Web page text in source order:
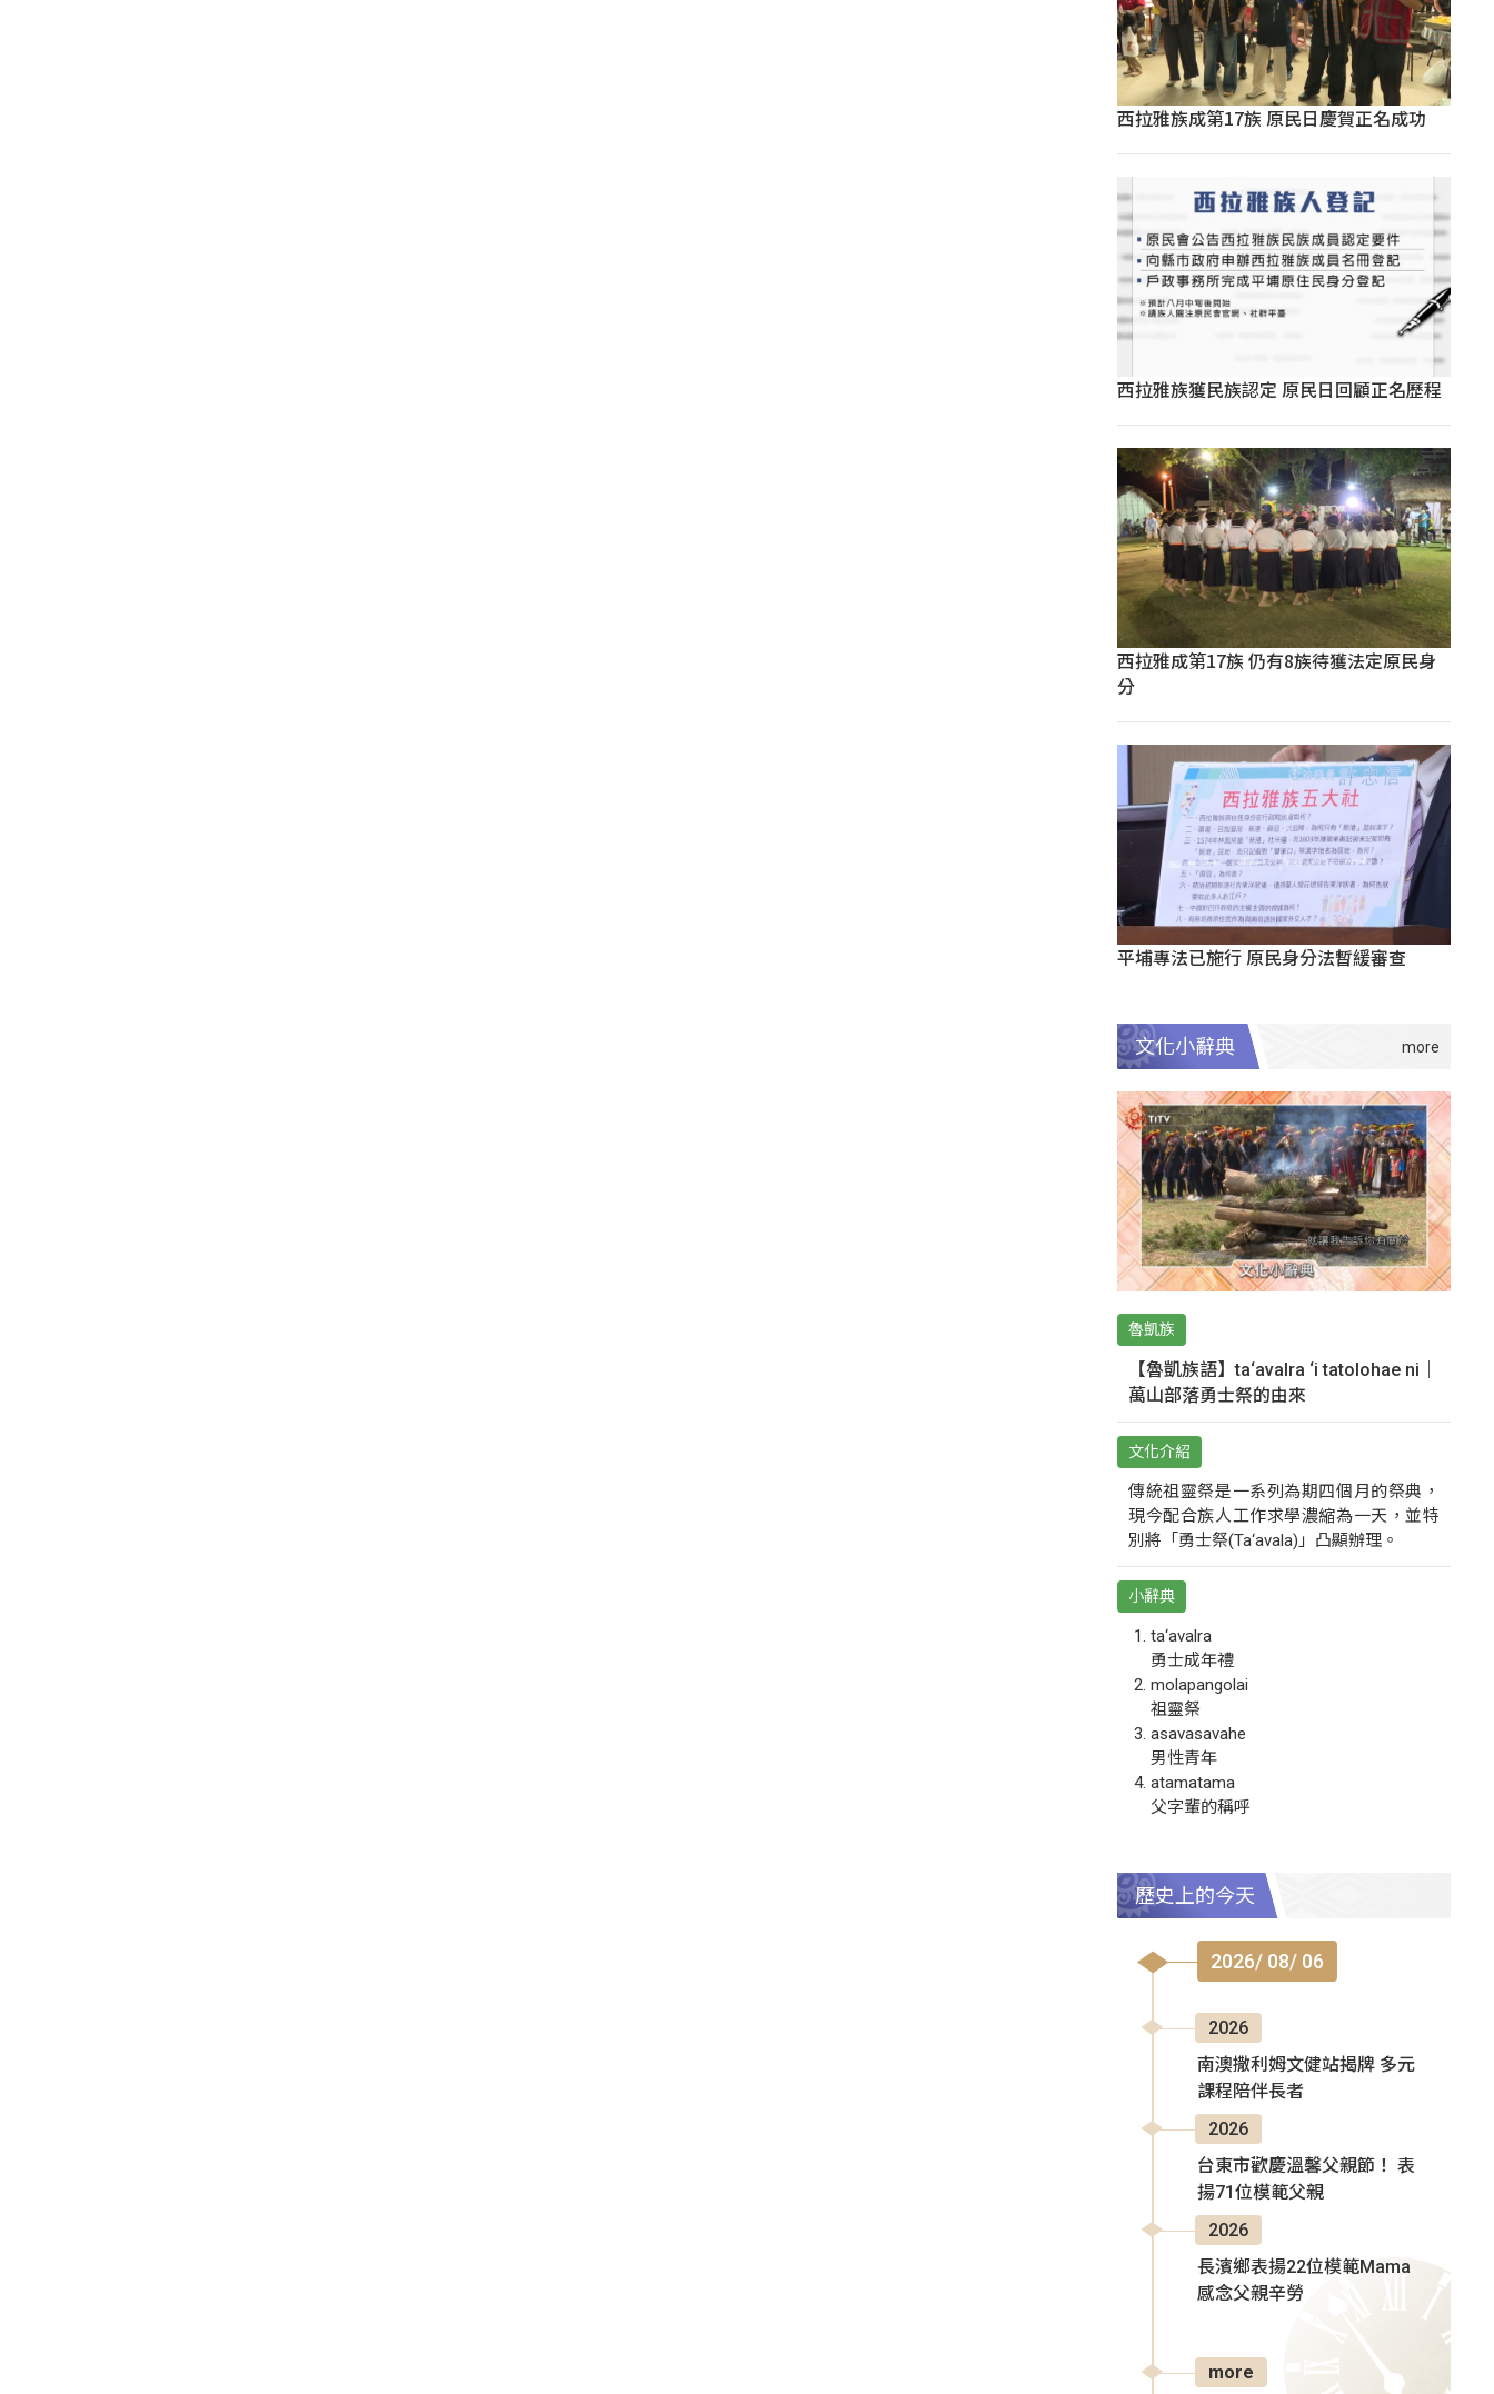
西拉雅族成第17族 原民日慶賀正名成功
西拉雅族獲民族認定 原民日回顧正名歷程
西拉雅成第17族 仍有8族待獲法定原民身
分
平埔專法已施行 原民身分法暫緩審查
文化小辭典
魯凱族
【魯凱族語】ta‘avalra ‘i tatolohae ni｜
萬山部落勇士祭的由來
文化介紹
傳統祖靈祭是一系列為期四個月的祭典，
現今配合族人工作求學濃縮為一天，並特
別將「勇士祭(Ta‘avala)」凸顯辦理。
小辭典
ta‘avalra
勇士成年禮
molapangolai
祖靈祭
asavasavahe
男性青年
atamatama
父字輩的稱呼
歷史上的今天
2026/ 08/ 06
2026
南澳撒利姆文健站揭牌 多元
課程陪伴長者
2026
台東市歡慶溫馨父親節！ 表
揚71位模範父親
2026
長濱鄉表揚22位模範Mama
感念父親辛勞
more